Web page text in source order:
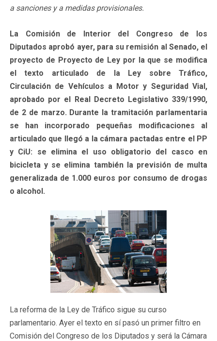
a sanciones y a medidas provisionales.
La Comisión de Interior del Congreso de los
Diputados aprobó ayer, para su remisión al Senado, el
proyecto de Proyecto de Ley por la que se modifica
el texto articulado de la Ley sobre Tráfico,
Circulación de Vehículos a Motor y Seguridad Vial,
aprobado por el Real Decreto Legislativo 339/1990,
de 2 de marzo. Durante la tramitación parlamentaria
se han incorporado pequeñas modificaciones al
articulado que llegó a la cámara pactadas entre el PP
y CiU: se elimina el uso obligatorio del casco en
bicicleta y se elimina también la previsión de multa
generalizada de 1.000 euros por consumo de drogas
o alcohol.
La reforma de la Ley de Tráfico sigue su curso
parlamentario. Ayer el texto en sí pasó un primer filtro en
Comisión del Congreso de los Diputados y será la Cámara